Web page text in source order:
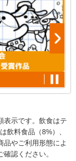
表示です。飲食はテ
飲料食品（8%）、
品やご利用形態によ
認ください。